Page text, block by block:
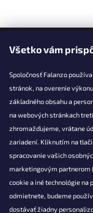
Všetko vám
Spoločnosť Falanzo
stránok, na overenie
základného obsahu a
na webových stránkach
zhromažďujeme, vrátane
zariadení. Kliknutím na
spracovanie vašich
marketingovým partnerom
cookie a iné technológie na
odmietnete, budeme
dostávať žiadny
Facebook
KONTAKT
info@falanzo.sk
Falanzo.sk
FalanzoSK